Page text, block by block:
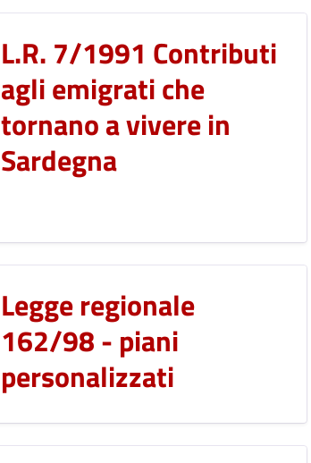
L.R. 7/1991 Contributi
agli emigrati che
tornano a vivere in
Sardegna
Legge regionale
162/98 - piani
personalizzati